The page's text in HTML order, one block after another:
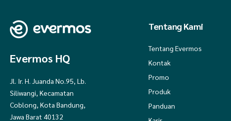
Evermos HQ
Jl. Ir. H. Juanda No.95, Lb.
Siliwangi, Kecamatan
Coblong, Kota Bandung,
Jawa Barat 40132
Tentang Kami
Tentang Evermos
Kontak
Promo
Produk
Panduan